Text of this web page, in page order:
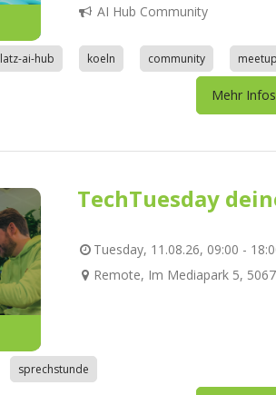
AI Hub Community
ai-hub koeln community meetup
Mehr Infos
TechTuesday
Tuesday, 11.08.26, 09:00 -
Remote, Im Mediapark 5,
sprechstunde